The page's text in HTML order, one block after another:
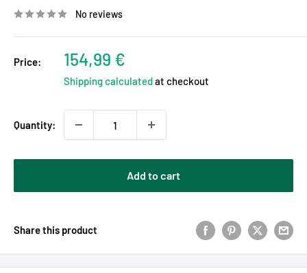
No reviews
Price:
Sale
price
154,99 €
Shipping calculatedat checkout
Quantity:
Add to cart
Share this product